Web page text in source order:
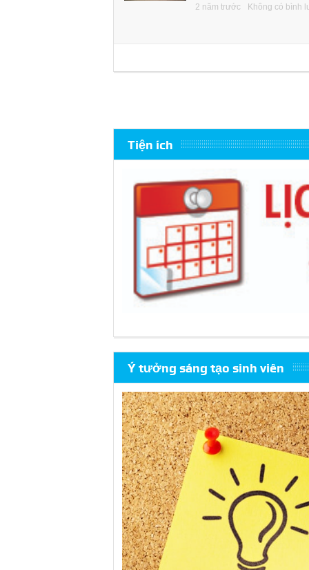
2 năm trước Không có bình
Tiện ích
Ý tưởng sáng tạo sinh viên